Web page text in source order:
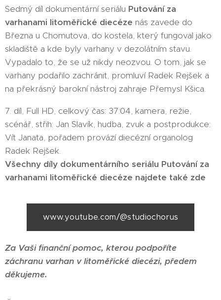
Sedmý díl dokumentární seriálu Putování za
varhanami litoměřické diecéze nás zavede do
Března u Chomutova, do kostela, který fungoval jako
skladiště a kde byly varhany v dezolátním stavu.
Vypadalo to, že se už nikdy neozvou. O tom, jak se
varhany podařilo zachránit, promluví Radek Rejšek a
na překrásný barokní nástroj zahraje Přemysl Kšica.
7. díl, Full HD, celkový čas: 37:04, kamera, režie,
scénář, střih: Jan Slavík, hudba, zvuk a postprodukce:
Vít Janata, pořadem provází diecézní organolog
Radek Rejšek.
Všechny díly dokumentárního seriálu Putování za
varhanami litoměřické diecéze najdete také zde
www.youtube.com/@studiochorus
Za Vaši finanční pomoc, kterou podpoříte
záchranu varhan v litoměřické diecézi, předem
děkujeme.